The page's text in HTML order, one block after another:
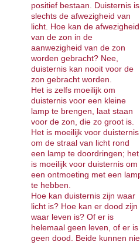
positief bestaan. Duisternis is
slechts de afwezigheid van
licht. Hoe kan de afwezigheid
van de zon in de
aanwezigheid van de zon
worden gebracht? Nee,
duisternis kan nooit voor de
zon gebracht worden.
Het is zelfs moeilijk om
duisternis voor een kleine
lamp te brengen, laat staan
voor de zon, die zo groot is.
Het is moeilijk voor duisternis
om de straal van licht rond
een lamp te doordringen; het
is moeilijk voor duisternis om
een ontmoeting met een
te hebben.
Hoe kan duisternis zijn waar
licht is? Hoe kan er dood zijn
waar leven is? Of er is
helemaal geen leven, of er is
geen dood. Beide kunnen